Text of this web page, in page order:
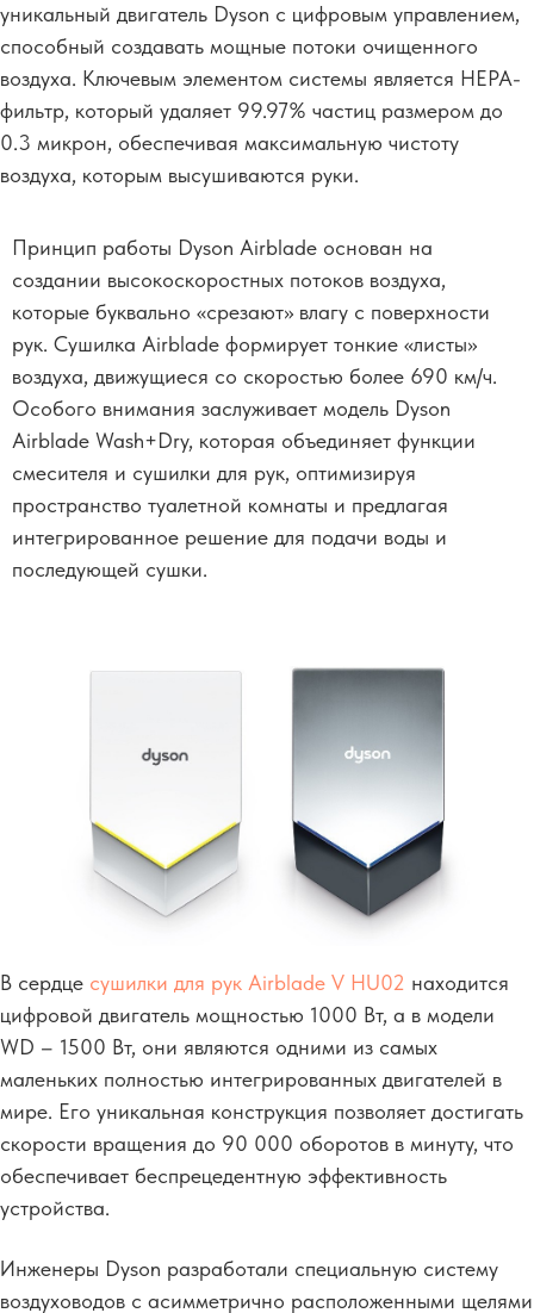
уникальный двигатель Dyson с цифровым управлением,
способный создавать мощные потоки очищенного
воздуха. Ключевым элементом системы является HEPA-
фильтр, который удаляет 99.97% частиц размером до
0.3 микрон, обеспечивая максимальную чистоту
воздуха, которым высушиваются руки.
Принцип работы Dyson Airblade основан на
создании высокоскоростных потоков воздуха,
которые буквально «срезают» влагу с поверхности
рук. Сушилка Airblade формирует тонкие «листы»
воздуха, движущиеся со скоростью более 690 км/ч.
Особого внимания заслуживает модель Dyson
Airblade Wash+Dry, которая объединяет функции
смесителя и сушилки для рук, оптимизируя
пространство туалетной комнаты и предлагая
интегрированное решение для подачи воды и
последующей сушки.
В сердце сушилки для рук Airblade V HU02 находится
цифровой двигатель мощностью 1000 Вт, а в модели
WD – 1500 Вт, они являются одними из самых
маленьких полностью интегрированных двигателей в
мире. Его уникальная конструкция позволяет достигать
скорости вращения до 90 000 оборотов в минуту, что
обеспечивает беспрецедентную эффективность
устройства.
Инженеры Dyson разработали специальную систему
воздуховодов с асимметрично расположенными щелями